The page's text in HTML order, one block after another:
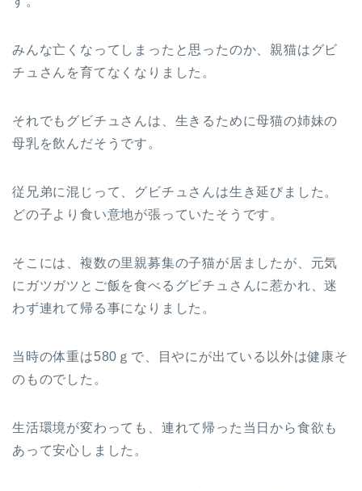
みんな亡くなってしまったと思ったのか、親猫はグビ
チュさんを育てなくなりました。
それでもグビチュさんは、生きるために母猫の姉妹の
母乳を飲んだそうです。
従兄弟に混じって、グビチュさんは生き延びました。
どの子より食い意地が張っていたそうです。
そこには、複数の里親募集の子猫が居ましたが、元気
にガツガツとご飯を食べるグビチュさんに惹かれ、迷
わず連れて帰る事になりました。
当時の体重は580ｇで、目やにが出ている以外は健康そ
のものでした。
生活環境が変わっても、連れて帰った当日から食欲も
あって安心しました。